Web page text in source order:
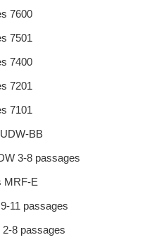
7600
7501
7400
7201
7101
BB
3-8 passages
MRF-E
11 passages
8 passages